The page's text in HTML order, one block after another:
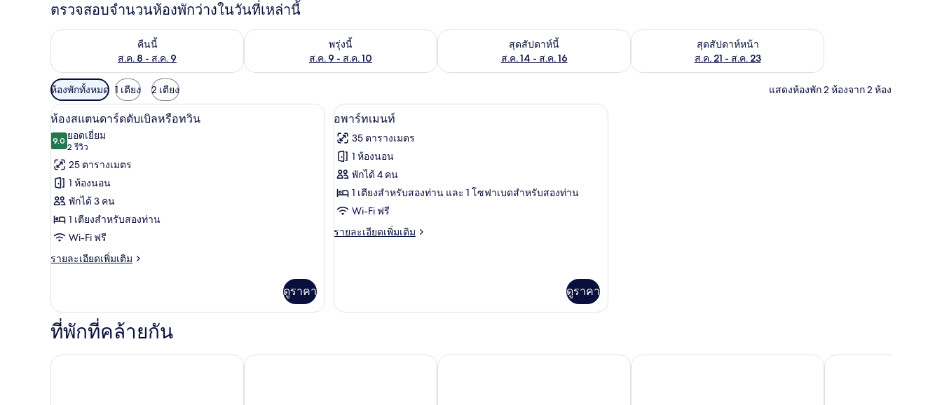
ตรวจสอบจำนวนห้องพักว่างในวันที่เหล่านี้
คืนนี้
ส.ค. 8 - ส.ค. 9
ตรวจสอบจำนวนห้องพักว่างในคืนนี้ ส.ค. 8 - ส.ค. 9
พรุ่งนี้
ส.ค. 9 - ส.ค. 10
ตรวจสอบจำนวนห้องพักว่างในพรุ่งนี้ ส.ค. 9 - ส.ค. 10
สุดสัปดาห์นี้
ส.ค. 14 - ส.ค. 16
ตรวจสอบจำนวนห้องพักว่างในสุดสัปดาห์นี้ ส.ค. 14 - ส.ค. 16สุดสัปดาห์หน้า
ส.ค. 21 - ส.ค. 23
ตรวจสอบจำนวนห้องพักว่างในสุดสัปดาห์หน้า ส.ค. 21 - ส.ค. 23
ตัว
กรอง
ที่
มี
ให้
สำหรับ
ห้อง
พัก
ห้องพักทั้งหมด 1 เตียง 2 เตียง แสดงห้องพัก 2 ห้องจาก 2 ห้อง
เปิด
ภาพถ่าย
ทั้งหมด
ของ
ห้อง
สแตนดาร์ด
ดับเบิล
หรือ
ห้องสแตนดาร์ดดับเบิลหรือทวิน | มินิบาร์, ตู้นิรภัยในห้องพัก, โต๊ะทำงาน, พื้นที่ทำงานแบบใช้แล็ปท็อป
4
ห้องสแตนดาร์ดดับเบิลหรือทวิน
9.09.0 จาก 10
ยอดเยี่ยม
2 รีวิว
(2
รีวิว)
25 ตารางเมตร
1 ห้องนอน
พักได้ 3 คน
1 เตียงสำหรับสองท่าน
Wi-Fi ฟรี
รายละเอียดเพิ่มเติม
ราย
เกี่ยว
กับ
ห้อง
ดับเบิล
ดูราคา
เปิด
ภาพถ่าย
ทั้งหมด
ของ
อ
พาร์
ท
อพาร์ทเมนท์ | มินิบาร์, ตู้นิรภัยในห้องพัก, โต๊ะทำงาน, พื้นที่ทำงานแบบใช้แล็ปท็อป
6
อพาร์ทเมนท์
35 ตารางเมตร
1 ห้องนอน
พักได้ 4 คน
1 เตียงสำหรับสองท่าน และ 1 โซฟาเบดสำหรับสองท่าน
Wi-Fi ฟรี
รายละเอียดเพิ่มเติม
ราย
อ
นท์
ดูราคา
ที่พักที่คล้ายกัน
Novotel Szeged Art Hotel Szeged Science Hotel Mozart Hotel โรงแรม เปียโน